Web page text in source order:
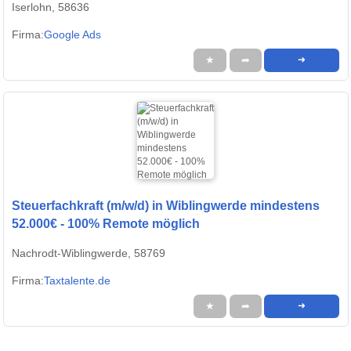
Iserlohn, 58636
Firma:Google Ads
★ ➦ ➜
Steuerfachkraft (m/w/d) in Wiblingwerde mindestens
52.000€ - 100% Remote möglich
Nachrodt-Wiblingwerde, 58769
Firma:Taxtalente.de
★ ➦ ➜